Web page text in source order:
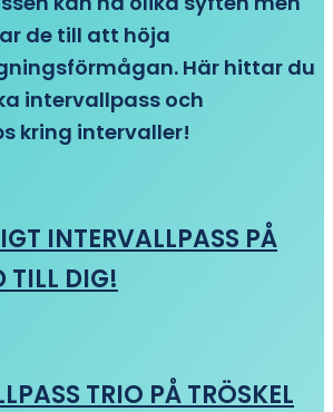
de till att höja
Här hittar du
intervallpass och
kring intervaller!
INTERVALLPASS PÅ
TILL DIG!
TRIO PÅ TRÖSKEL